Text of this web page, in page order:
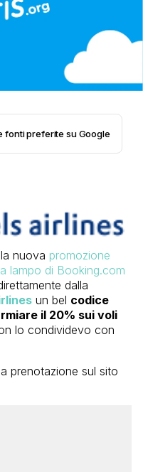
fonti preferite su Google
nuova promozione
lampo di Booking.com
dalla
un bel codice
il 20% sui voli
lo condividevo con
prenotazione sul sito